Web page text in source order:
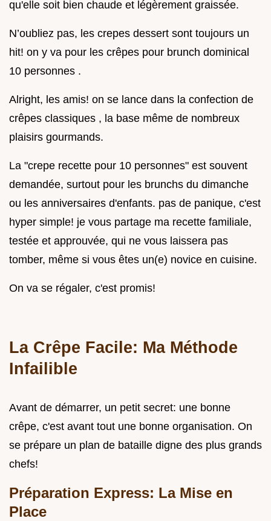
qu'elle soit bien chaude et légèrement graissée.
N’oubliez pas, les crepes dessert sont toujours un
hit! on y va pour les crêpes pour brunch dominical
10 personnes .
Alright, les amis! on se lance dans la confection de
crêpes classiques , la base même de nombreux
plaisirs gourmands.
La "crepe recette pour 10 personnes" est souvent
demandée, surtout pour les brunchs du dimanche
ou les anniversaires d'enfants. pas de panique, c'est
hyper simple! je vous partage ma recette familiale,
testée et approuvée, qui ne vous laissera pas
tomber, même si vous êtes un(e) novice en cuisine.
On va se régaler, c'est promis!
La Crêpe Facile: Ma Méthode
Infailible
Avant de démarrer, un petit secret: une bonne
crêpe, c'est avant tout une bonne organisation. On
se prépare un plan de bataille digne des plus grands
chefs!
Préparation Express: La Mise en
Place